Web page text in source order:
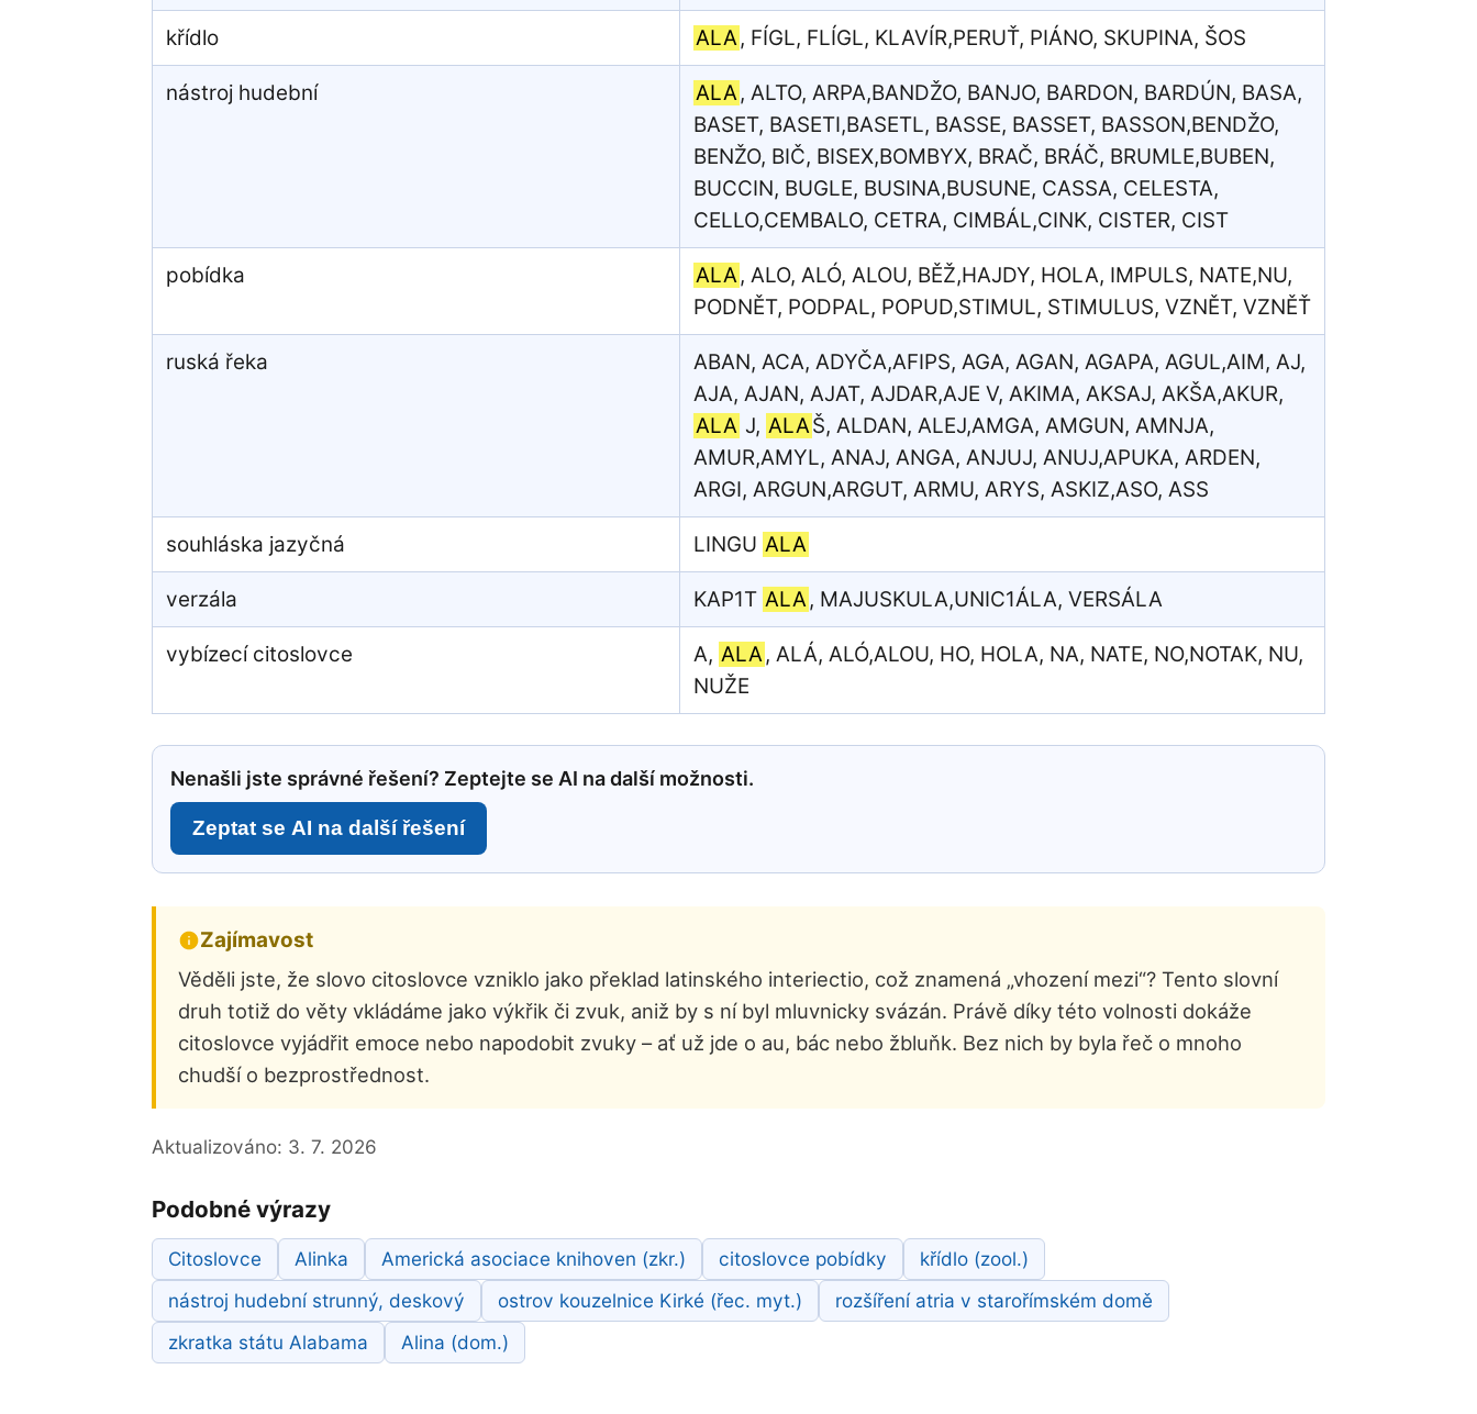
křídlo ALA, FÍGL, FLÍGL, KLAVÍR,PERUŤ, PIÁNO, SKUPINA, ŠOS
nástroj hudební ALA, ALTO, ARPA,BANDŽO, BANJO, BARDON, BARDÚN, BASA,
BASET, BASETI,BASETL, BASSE, BASSET, BASSON,BENDŽO,
BENŽO, BIČ, BISEX,BOMBYX, BRAČ, BRÁČ, BRUMLE,BUBEN,
BUCCIN, BUGLE, BUSINA,BUSUNE, CASSA, CELESTA,
CELLO,CEMBALO, CETRA, CIMBÁL,CINK, CISTER, CIST
pobídka ALA, ALO, ALÓ, ALOU, BĚŽ,HAJDY, HOLA, IMPULS, NATE,NU,
PODNĚT, PODPAL, POPUD,STIMUL, STIMULUS, VZNĚT, VZNĚŤ
ruská řeka
ABAN, ACA, ADYČA,AFIPS, AGA, AGAN, AGAPA, AGUL,AIM, AJ,
AJA, AJAN, AJAT, AJDAR,AJE V, AKIMA, AKSAJ, AKŠA,AKUR,
ALA J, ALAŠ, ALDAN, ALEJ,AMGA, AMGUN, AMNJA,
AMUR,AMYL, ANAJ, ANGA, ANJUJ, ANUJ,APUKA, ARDEN,
ARGI, ARGUN,ARGUT, ARMU, ARYS, ASKIZ,ASO, ASS
souhláska jazyčná LINGU ALA
verzála KAP1T ALA, MAJUSKULA,UNIC1ÁLA, VERSÁLA
vybízecí citoslovce A, ALA, ALÁ, ALÓ,ALOU, HO, HOLA, NA, NATE, NO,NOTAK, NU,
NUŽE
Nenašli jste správné řešení? Zeptejte se AI na další možnosti.
Zeptat se AI na další řešení
Zajímavost
Věděli jste, že slovo citoslovce vzniklo jako překlad latinského interiectio, což znamená „vhození mezi“? Tento slovní
druh totiž do věty vkládáme jako výkřik či zvuk, aniž by s ní byl mluvnicky svázán. Právě díky této volnosti dokáže
citoslovce vyjádřit emoce nebo napodobit zvuky – ať už jde o au, bác nebo žbluňk. Bez nich by byla řeč o mnoho
chudší o bezprostřednost.
Aktualizováno: 3. 7. 2026
Podobné výrazy
Citoslovce Alinka Americká asociace knihoven (zkr.) citoslovce pobídky
křídlo (zool.)
nástroj hudební strunný, deskový
ostrov kouzelnice Kirké (řec. myt.)
rozšíření atria v starořímském domě
zkratka státu Alabama
Alina (dom.)